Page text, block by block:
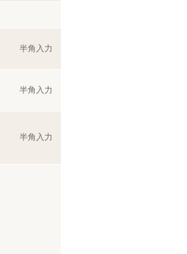
半角入力
半角入力
半角入力